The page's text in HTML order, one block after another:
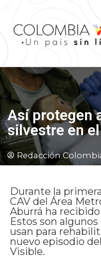
Así protegen
silvestre en
Redacción
Durante la
CAV del Área
Aburrá ha
Estos son
usan para
nuevo episodio
Visible.